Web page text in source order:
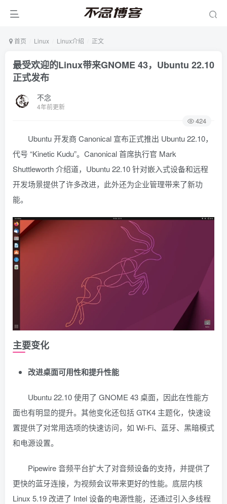
首页 Linux Linux介绍 正文
最受欢迎的Linux带来GNOME 43，Ubuntu 22.10
正式发布
不念
4年前更新
424
Ubuntu 开发商 Canonical 宣布正式推出 Ubuntu 22.10，
代号 “Kinetic Kudu”。Canonical 首席执行官 Mark
Shuttleworth 介绍道，Ubuntu 22.10 针对嵌入式设备和远程
开发场景提供了许多改进，此外还为企业管理带来了新功
能。
主要变化
改进桌面可用性和提升性能
Ubuntu 22.10 使用了 GNOME 43 桌面，因此在性能方
面也有明显的提升。其他变化还包括 GTK4 主题化，快速设
置提供了对常用选项的快速访问，如 Wi-Fi、蓝牙、黑暗模式
和电源设置。
Pipewire 音频平台扩大了对音频设备的支持，并提供了
更快的蓝牙连接，为视频会议带来更好的性能。底层内核
Linux 5.19 改进了 Intel 设备的电源性能，还通过引入多线程